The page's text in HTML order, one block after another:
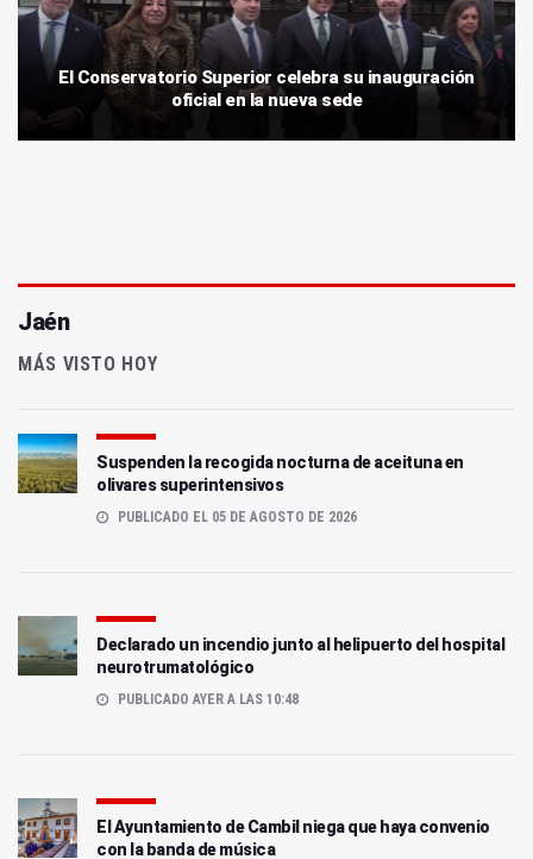
El Conservatorio Superior celebra su inauguración
oficial en la nueva sede
Jaén
MÁS VISTO HOY
Suspenden la recogida nocturna de aceituna en
olivares superintensivos
PUBLICADO EL 05 DE AGOSTO DE 2026
Declarado un incendio junto al helipuerto del hospital
neurotrumatológico
PUBLICADO AYER A LAS 10:48
El Ayuntamiento de Cambil niega que haya convenio
con la banda de música